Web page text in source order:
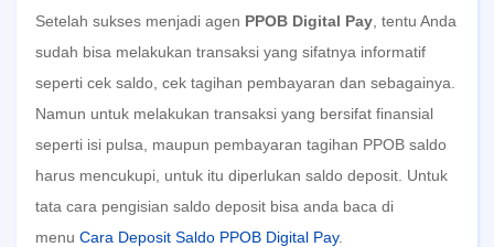
Setelah sukses menjadi agen PPOB Digital Pay , tentu Anda
sudah bisa melakukan transaksi yang sifatnya informatif
seperti cek saldo, cek tagihan pembayaran dan sebagainya.
Namun untuk melakukan transaksi yang bersifat finansial
seperti isi pulsa, maupun pembayaran tagihan PPOB saldo
harus mencukupi, untuk itu diperlukan saldo deposit. Untuk
tata cara pengisian saldo deposit bisa anda baca di
menu Cara Deposit Saldo PPOB Digital Pay.